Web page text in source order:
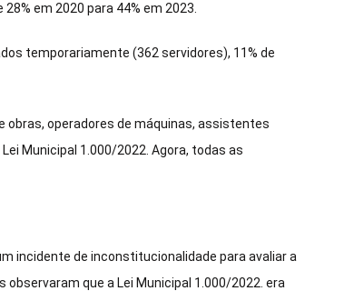
em 2020 para 44% em 2023.
temporariamente (362 servidores), 11% de
operadores de máquinas, assistentes
Municipal 1.000/2022. Agora, todas as
incidente de inconstitucionalidade para avaliar a
observaram que a Lei Municipal 1.000/2022. era